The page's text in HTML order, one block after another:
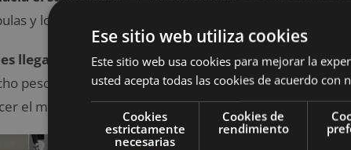
y los glúteos deben estar en contacto con el banco.
llegar a levantar hasta un 15% más de peso. Eso
peso, pero no te servirá para ganar masa muscular a
el máximo de repeticiones.
Ese sitio web utiliza cookies
Este sitio web usa cookies para mejorar la
usted acepta todas las cookies de acuerdo con
Cookies
estrictamente
necesarias
Cookies de
rendimiento